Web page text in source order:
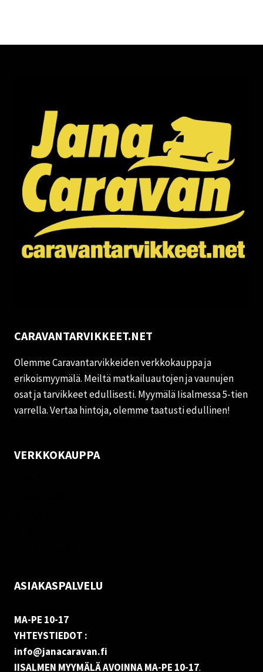
CARAVANTARVIKKEET.NET
Olemme Caravantarvikkeiden verkkokauppa ja
erikoismyymälä. Meiltä matkailuautojen ja vaunujen
osat ja tarvikkeet edullisesti. Myymälä Iisalmessa 5-tien
varrella. Vertaa hintoja, olemme taatusti edullinen!
VERKKOKAUPPA
ASIAKASPALVELU
MA-PE 10-17
YHTEYSTIEDOT :
info@janacaravan.fi
IISALMEN MYYMÄLÄ AVOINNA MA-PE 10-17.